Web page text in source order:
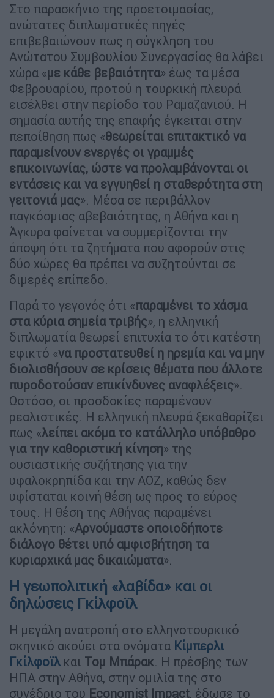
Στο παρασκήνιο της προετοιμασίας,
ανώτατες διπλωματικές πηγές
επιβεβαιώνουν πως η σύγκληση του
Ανώτατου Συμβουλίου Συνεργασίας θα λάβει
χώρα «με κάθε βεβαιότητα» έως τα μέσα
Φεβρουαρίου, προτού η τουρκική πλευρά
εισέλθει στην περίοδο του Ραμαζανιού. Η
σημασία αυτής της επαφής έγκειται στην
πεποίθηση πως «θεωρείται επιτακτικό να
παραμείνουν ενεργές οι γραμμές
επικοινωνίας, ώστε να προλαμβάνονται οι
εντάσεις και να εγγυηθεί η σταθερότητα στη
γειτονιά μας». Μέσα σε περιβάλλον
παγκόσμιας αβεβαιότητας, η Αθήνα και η
Άγκυρα φαίνεται να συμμερίζονται την
άποψη ότι τα ζητήματα που αφορούν στις
δύο χώρες θα πρέπει να συζητούνται σε
διμερές επίπεδο.
Παρά το γεγονός ότι «παραμένει το χάσμα
στα κύρια σημεία τριβής», η ελληνική
διπλωματία θεωρεί επιτυχία το ότι κατέστη
εφικτό «να προστατευθεί η ηρεμία και να μην
διολισθήσουν σε κρίσεις θέματα που άλλοτε
πυροδοτούσαν επικίνδυνες αναφλέξεις».
Ωστόσο, οι προσδοκίες παραμένουν
ρεαλιστικές. Η ελληνική πλευρά ξεκαθαρίζει
πως «λείπει ακόμα το κατάλληλο υπόβαθρο
για την καθοριστική κίνηση» της
ουσιαστικής συζήτησης για την
υφαλοκρηπίδα και την ΑΟΖ, καθώς δεν
υφίσταται κοινή θέση ως προς το εύρος
τους. Η θέση της Αθήνας παραμένει
ακλόνητη: «Αρνούμαστε οποιοδήποτε
διάλογο θέτει υπό αμφισβήτηση τα
κυριαρχικά μας δικαιώματα».
Η γεωπολιτική «λαβίδα» και οι
δηλώσεις Γκίλφοϊλ
Η μεγάλη ανατροπή στο ελληνοτουρκικό
σκηνικό ακούει στα ονόματα Κίμπερλι
Γκίλφοϊλ και Τομ Μπάρακ. Η πρέσβης των
ΗΠΑ στην Αθήνα, στην ομιλία της στο
συνέδριο του Economist Impact, έδωσε το